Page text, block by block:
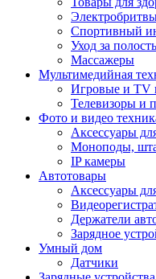
Спортивный
Уход за
Массажеры
Мультимедийная
Игровые и TV
Телевизоры и
Фото и видео
Аксессуары
Моноподы,
IP камеры
Автотовары
Аксессуары
Держатели
Зарядное
Умный дом
Датчики